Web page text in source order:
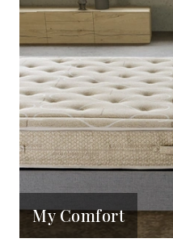
My Comfort